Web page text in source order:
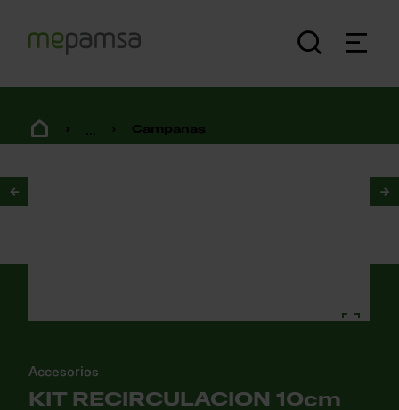
... Campanas
Accesorios
KIT RECIRCULACION 10cm